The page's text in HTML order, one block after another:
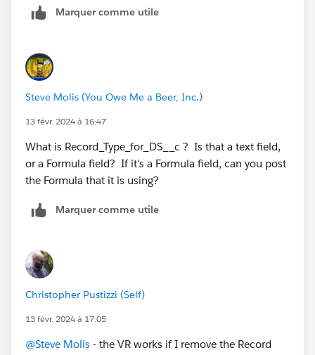
Marquer comme utile
Steve Molis (You Owe Me a Beer, Inc.)
13 févr. 2024 à 16:47
What is Record_Type_for_DS__c ? Is that a text field,
or a Formula field? If it's a Formula field, can you post
the Formula that it is using?
Marquer comme utile
Christopher Pustizzi (Self)
13 févr. 2024 à 17:05
@Steve Molis - the VR works if I remove the Record